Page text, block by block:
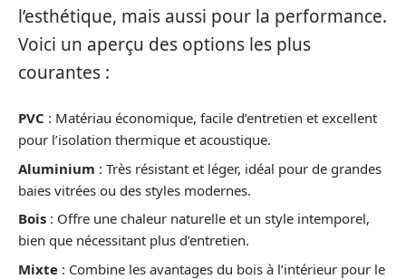
l’esthétique, mais aussi pour la performance.
Voici un aperçu des options les plus
courantes :
PVC : Matériau économique, facile d’entretien et excellent
pour l’isolation thermique et acoustique.
Aluminium : Très résistant et léger, idéal pour de grandes
baies vitrées ou des styles modernes.
Bois : Offre une chaleur naturelle et un style intemporel,
bien que nécessitant plus d’entretien.
Mixte : Combine les avantages du bois à l’intérieur pour le